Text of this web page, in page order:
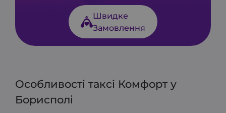
Швидке
Замовлення
Особливості таксі Комфорт у
Борисполі